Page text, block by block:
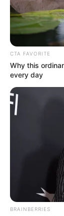
CTA FAVORITE
Why this
every day
BRAINBERRIES